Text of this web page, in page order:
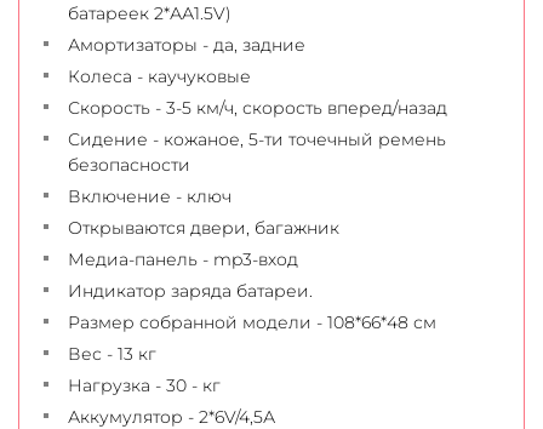
батареек 2*АА1.5V)
Амортизаторы - да, задние
Колеса - каучуковые
Скорость - 3-5 км/ч, скорость вперед/назад
Сидение - кожаное, 5-ти точечный ремень
безопасности
Включение - ключ
Открываются двери, багажник
Медиа-панель - mp3-вход
Индикатор заряда батареи.
Размер собранной модели - 108*66*48 см
Вес - 13 кг
Нагрузка - 30 - кг
Аккумулятор - 2*6V/4,5А